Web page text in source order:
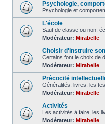
Psychologie,
Psychologie et
L'école
Saut de classe ou non,
Modérateur: Mirabelle
Choisir d'instruire
Certains font le choix de
Modérateur: Mirabelle
Précocité
Généralités, livres, les
Modérateur: Mirabelle
Activités
Les activités à faire, les
Modérateur: Mirabelle